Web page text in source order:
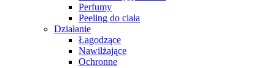
Perfumy
Peeling do ciała
Działanie
Łagodzące
Nawilżające
Ochronne